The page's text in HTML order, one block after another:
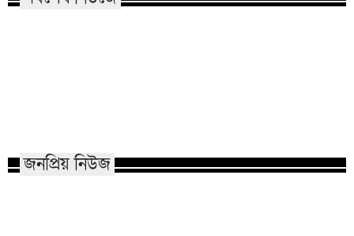
জনপ্রিয় নিউজ